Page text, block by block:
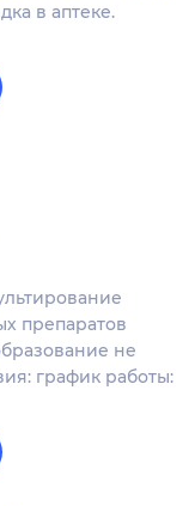
в аптеке.
препаратов
не
график работы: